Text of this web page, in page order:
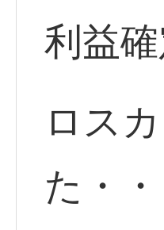
利益
ロス
た・・